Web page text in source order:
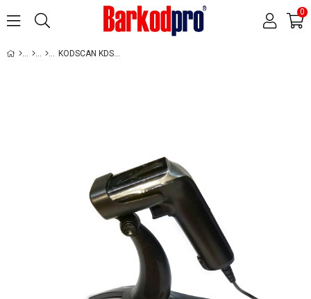
0
KODSCAN KDS-2040 KABLOLU LAZER BARKOD OKUYUCU (1D)